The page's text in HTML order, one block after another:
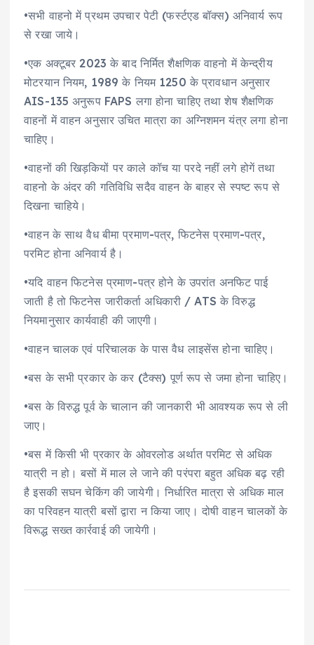
•सभी वाहनो में प्रथम उपचार पेटी (फर्स्टएड बॉक्स) अनिवार्य रूप
से रखा जाये।
•एक अक्टूबर 2023 के बाद निर्मित शैक्षणिक वाहनो में केन्द्रीय
मोटरयान नियम, 1989 के नियम 1250 के प्रावधान अनुसार
AIS-135 अनुरूप FAPS लगा होना चाहिए तथा शेष शैक्षणिक
वाहनों में वाहन अनुसार उचित मात्रा का अग्निशमन यंत्र लगा होना
चाहिए।
•वाहनों की खिड़कियों पर काले कॉच या परदे नहीं लगे होगें तथा
वाहनो के अंदर की गतिविधि सदैव वाहन के बाहर से स्पष्ट रूप से
दिखना चाहिये।
•वाहन के साथ वैध बीमा प्रमाण-पत्र, फिटनेस प्रमाण-पत्र,
परमिट होना अनिवार्य है।
•यदि वाहन फिटनेस प्रमाण-पत्र होने के उपरांत अनफिट पाई
जाती है तो फिटनेस जारीकर्ता अधिकारी / ATS के विरुद्ध
नियमानुसार कार्यवाही की जाएगी।
•वाहन चालक एवं परिचालक के पास वैध लाइसेंस होना चाहिए।
•बस के सभी प्रकार के कर (टैक्स) पूर्ण रूप से जमा होना चाहिए।
•बस के विरुद्ध पूर्व के चालान की जानकारी भी आवश्यक रूप से ली
जाए।
•बस में किसी भी प्रकार के ओवरलोड अर्थात परमिट से अधिक
यात्री न हो। बसों में माल ले जाने की परंपरा बहुत अधिक बढ़ रही
है इसकी सघन चेकिंग की जायेगी। निर्धारित मात्रा से अधिक माल
का परिवहन यात्री बसों द्वारा न किया जाए। दोषी वाहन चालकों के
विरूद्ध सख्त कार्रवाई की जायेगी।